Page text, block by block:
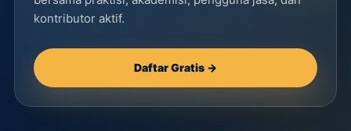
kontributor aktif.
Daftar Gratis →